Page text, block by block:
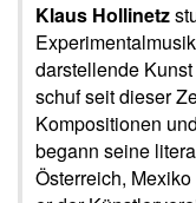
Klaus Hollinetz
darstellende
schuf seit dieser
Kompositionen
begann seine
Österreich,